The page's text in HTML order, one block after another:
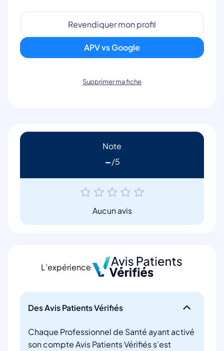
Revendiquer mon profil
APV vs Google
Supprimer ma fiche
Note
-
Aucun avis
L’expérience
Des Avis Patients Vérifiés
Chaque Professionnel de Santé ayant activé
son compte Avis Patients Vérifiés s'est